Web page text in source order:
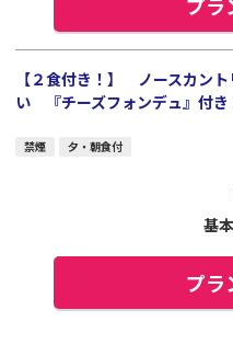
【２食付き！】 ノースカン
い 『チーズフォンデュ』付
禁煙 夕・朝食付
基
プラ